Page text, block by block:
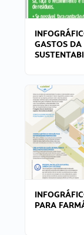
GASTOS DA
PARA